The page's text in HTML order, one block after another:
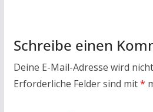
Schreibe einen
Deine E-Mail-Adresse wird
Erforderliche Felder sind mit*